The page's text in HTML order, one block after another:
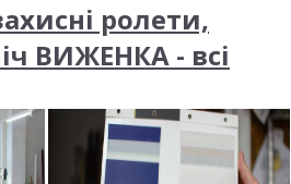
ролети,
ВИЖЕНКА - всі